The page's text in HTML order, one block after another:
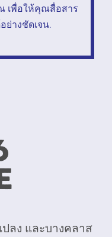
เพื่อให้คุณสื่อสาร
ย่างชัดเจน.
ปลง และบางคลาส